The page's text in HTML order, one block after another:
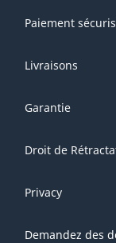
Paiement
Livraisons
Garantie
Droit de
Privacy
Demandez des